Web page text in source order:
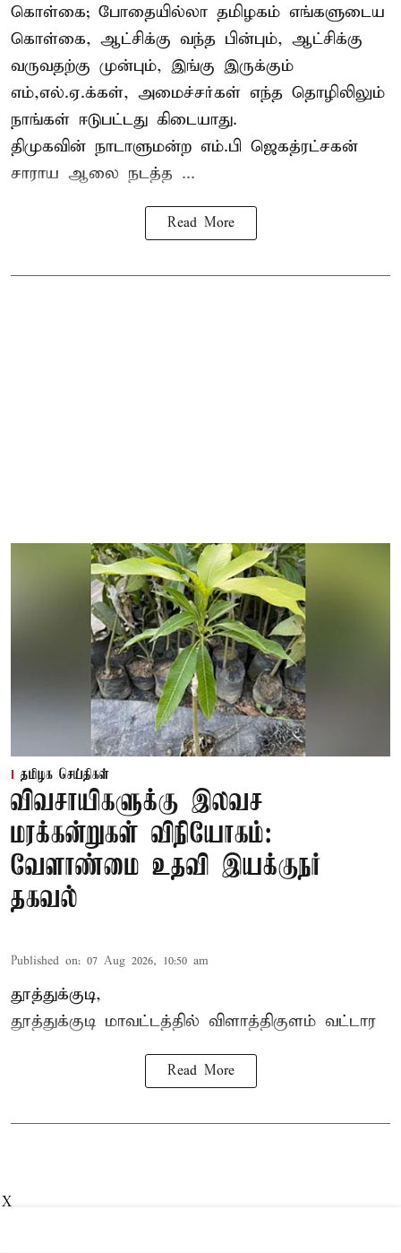
கொள்கை; போதையில்லா தமிழகம் எங்களுடைய
கொள்கை, ஆட்சிக்கு வந்த பின்பும், ஆட்சிக்கு
வருவதற்கு முன்பும், இங்கு இருக்கும்
எம்,எல்.ஏ.க்கள், அமைச்சர்கள் எந்த தொழிலிலும்
நாங்கள் ஈடுபட்டது கிடையாது.
திமுகவின் நாடாளுமன்ற எம்.பி ஜெகத்ரட்சகன்
சாராய ஆலை நடத்த ...
Read More
தமிழக செய்திகள்
விவசாயிகளுக்கு இலவச
மரக்கன்றுகள் விநியோகம்:
வேளாண்மை உதவி இயக்குநர்
தகவல்
Published on: 07 Aug 2026, 10:50 am
தூத்துக்குடி,
தூத்துக்குடி மாவட்டத்தில் விளாத்திகுளம் வட்டார
Read More
X